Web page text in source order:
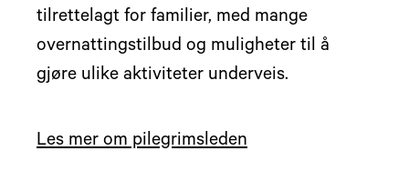
tilrettelagt for familier, med mange
overnattingstilbud og muligheter til å
gjøre ulike aktiviteter underveis.
Les mer om pilegrimsleden